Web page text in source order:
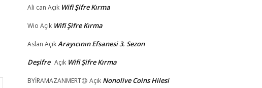
Ali can Açık Wifi Şifre Kırma
Wio Açık Wifi Şifre Kırma
Aslan AçıkArayıcının Efsanesi 3. Sezon
Deşifre Açık Wifi Şifre Kırma
BYİRAMAZANMERT😉 Açık Nonolive Coins Hilesi